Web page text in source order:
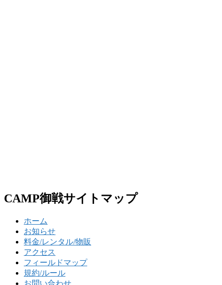
CAMP御戦サイトマップ
ホーム
お知らせ
料金/レンタル/物販
アクセス
フィールドマップ
規約/ルール